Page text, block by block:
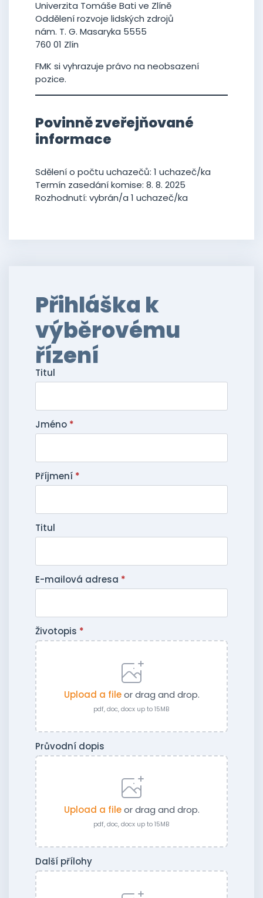
Univerzita Tomáše Bati ve Zlíně
Oddělení rozvoje lidských zdrojů
nám. T. G. Masaryka 5555
760 01 Zlín
FMK si vyhrazuje právo na neobsazení
pozice.
Povinně zveřejňované
informace
Sdělení o počtu uchazečů: 1 uchazeč/ka
Termín zasedání komise: 8. 8. 2025
Rozhodnutí: vybrán/a 1 uchazeč/ka
Přihláška k
výběrovému
řízení
Titul
Jméno *
Příjmení *
Titul
E-mailová adresa *
Životopis *
Upload a fileor drag and drop.
pdf, doc, docx up to 15MB
Průvodní dopis
Upload a fileor drag and drop.
pdf, doc, docx up to 15MB
Další přílohy